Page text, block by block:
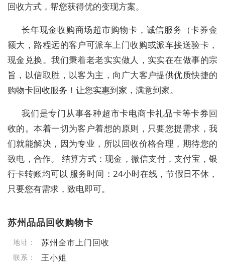
回收方式，帮您获得优的变现方案。
长年现金收购商场超市购物卡，诚信服务（卡券金
额大，路程远的客户可派车上门收购或派车接送验卡，
现金兑换。我们秉着老老实实做人，实实在在做事的宗
旨，以信取胜，以客为主，向广大客户提供优质快捷的
购物卡回收服务！让您实惠到家，满意到家。
我们是专门从事各种超市卡电商卡礼品卡等卡券回
收的。本着一切为客户着想的原则，只要您提需求，我
们就能解决，因为专业，所以回收价格合理，期待您的
致电，合作。 结算方式：现金，微信支付，支付宝，银
行卡转账均可以 服务时间：24小时在线，节假日不休，
只要您有需求，致电即可。
苏州品品回收购物卡
地址： 苏州全市上门回收
联系： 王小姐